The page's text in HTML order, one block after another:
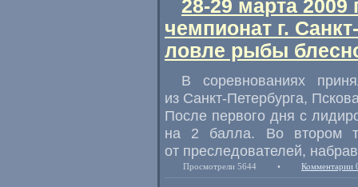
28-29 марта 2009
чемпионат г.
ловле рыбы
В соревнованиях
из Санкт-Петербурга,
После первого дня с
на 2 балла. Во втором
от преследователей,
Просмотрели 5644 • Комментарии